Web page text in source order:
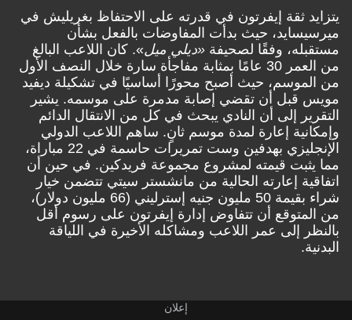
يتزايد ثقة إيفرتون في قدرته على الاحتفاظ بغريليش في
ميرسيسايد، حيث بدأت المفاوضات بالفعل بشأن
مستقبله، وفقًا لصحيفة «ديلي ميل». كان اللاعب البالغ
من العمر 30 عامًا بمثابة مفاجأة سارة خلال النصف الأول
من الموسم، حيث أصبح محورًا أساسيًا في تشكيلة ديفيد
مويس قبل أن تقضي إصابة مدمرة على موسمه. يشير
التقرير إلى أن النادي يبحث في كل من الانتقال الدائم
وإمكانية إعارة لمدة موسم ثانٍ. ساهم اللاعب الدولي
الإنجليزي بهدفين وست تمريرات حاسمة في 22 مباراة،
مما يثبت قيمته لمشروع مجموعة فريدكين. في حين أن
اتفاقية إعارته الحالية من مانشستر سيتي تتضمن خيار
شراء بقيمة 50 مليون جنيه إسترليني (66 مليون دولار)،
من المتوقع أن تتفاوض إدارة إيفرتون على رسوم أقل
بالنظر إلى عمر اللاعب ومشاكله الأخيرة في اللياقة
البدنية.
إعلان